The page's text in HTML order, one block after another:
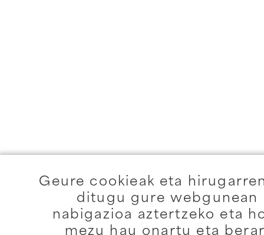
Geure cookieak eta
ditugu gure webgunean
nabigazioa aztertzeko eta
mezu hau onartu eta